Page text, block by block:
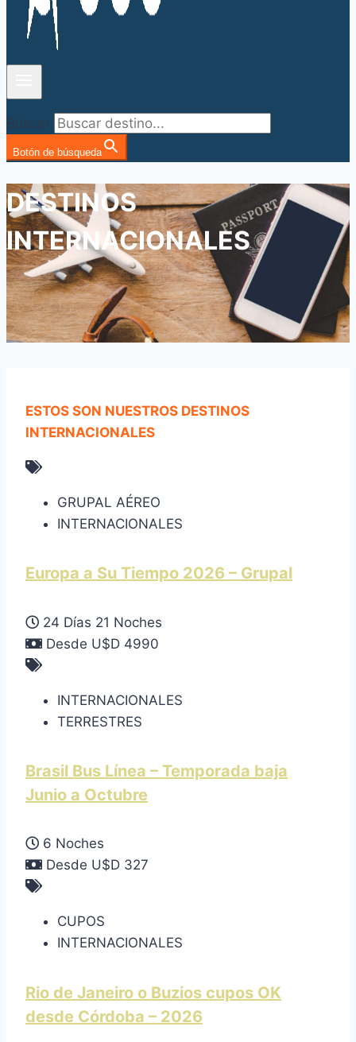
Buscar:
Botón de búsqueda
DESTINOS
INTERNACIONALES
ESTOS SON NUESTROS DESTINOS
INTERNACIONALES
GRUPAL AÉREO
INTERNACIONALES
Europa a Su Tiempo 2026 – Grupal
24 Días 21 Noches
Desde U$D 4990
INTERNACIONALES
TERRESTRES
Brasil Bus Línea – Temporada baja
Junio a Octubre
6 Noches
Desde U$D 327
CUPOS
INTERNACIONALES
Rio de Janeiro o Buzios cupos OK
desde Córdoba – 2026